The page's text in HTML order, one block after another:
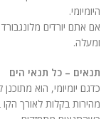
היומיומי.
ומעלה.
תנאים – כל תנאי הים
כדגם יומיומי, הוא
מהירות בקלות לאורך הקו